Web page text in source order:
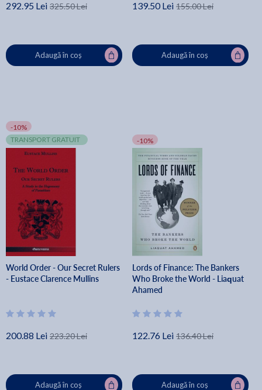
292.95 Lei 325.50 Lei
Adaugă în coș
139.50 Lei 155.00 Lei
Adaugă în coș
-10%
TRANSPORT GRATUIT
World Order - Our Secret Rulers
- Eustace Clarence Mullins
200.88 Lei 223.20 Lei
Adaugă în coș
-10%
Lords of Finance: The Bankers
Who Broke the World - Liaquat
Ahamed
122.76 Lei 136.40 Lei
Adaugă în coș